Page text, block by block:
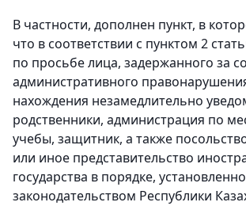
В частности, дополнен пункт, в
что в соответствии с пунктом 2
по просьбе лица, задержанного за
административного
нахождения незамедлительно
родственники, администрация по
учебы, защитник, а также
или иное представительство
государства в порядке,
законодательством Республики